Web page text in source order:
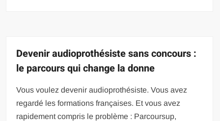
Devenir audioprothésiste sans concours :
le parcours qui change la donne
Vous voulez devenir audioprothésiste. Vous avez
regardé les formations françaises. Et vous avez
rapidement compris le problème : Parcoursup,